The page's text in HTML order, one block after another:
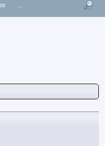
...